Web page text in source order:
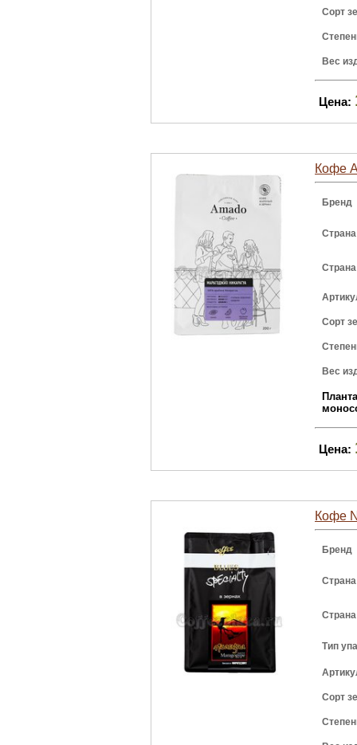
Сорт
Вес
Цена:
Кофе
Бренд
Сорт
Вес
Цена:
Кофе
Бренд
Тип
Сорт